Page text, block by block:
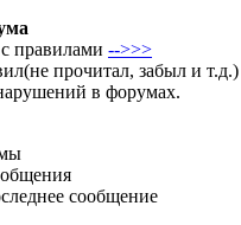
правилами -->>>
прочитал, забыл и т.д.)
в форумах.
сообщение